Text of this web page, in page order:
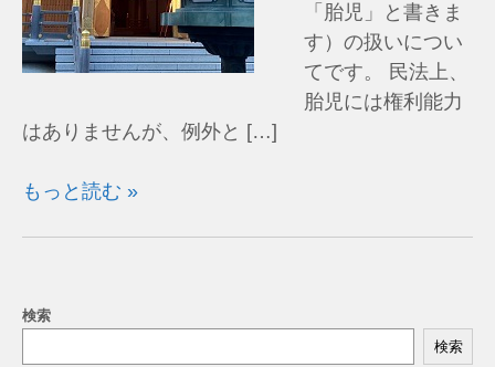
「胎児」と書きま
す）の扱いについ
てです。 民法上、
胎児には権利能力
はありませんが、例外と […]
もっと読む »
検索
検索